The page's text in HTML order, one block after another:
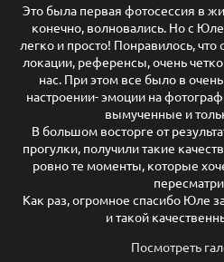
Это была первая фотосессия в
конечно, волновались. Но с
легко и просто! Понравилось,
локации, референсы, очень
нас. При этом все было в
настроении- эмоции на
вымученные и
В большом восторге от
прогулки, получили такие
ровно те моменты, которые
Как раз, огромное спасибо Юле
и такой
Посмотреть